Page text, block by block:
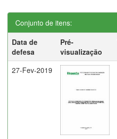
Conjunto de itens:
Data de
defesa
Pré-
visualização
27-Fev-2019